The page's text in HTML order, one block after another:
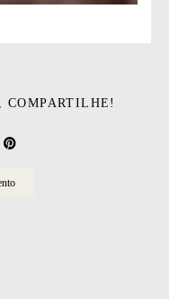
COMPARTILHE!